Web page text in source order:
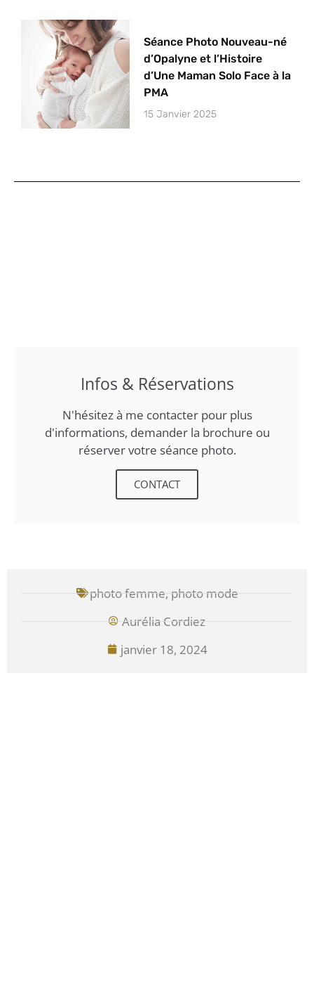
Séance Photo Nouveau-né
d’Opalyne et l’Histoire
d’Une Maman Solo Face à la
PMA
15 Janvier 2025
Infos & Réservations
N'hésitez à me contacter pour plus
d'informations, demander la brochure ou
réserver votre séance photo.
CONTACT
photo femme, photo mode
Aurélia Cordiez
janvier 18, 2024